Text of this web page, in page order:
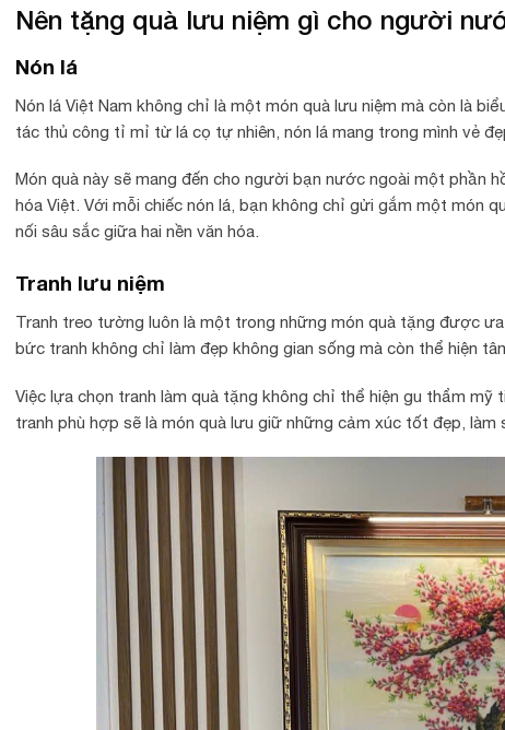
Nên tặng quà lưu niệm gì cho người
Nón lá
Nón lá Việt Nam không chỉ là một món quà lưu niệm mà còn là
tác thủ công tỉ mỉ từ lá cọ tự nhiên, nón lá mang trong mình vẻ
Món quà này sẽ mang đến cho người bạn nước ngoài một phần
hóa Việt. Với mỗi chiếc nón lá, bạn không chỉ gửi gắm một món
nối sâu sắc giữa hai nền văn hóa.
Tranh lưu niệm
Tranh treo tường luôn là một trong những món quà tặng được
bức tranh không chỉ làm đẹp không gian sống mà còn thể hiện
Việc lựa chọn tranh làm quà tặng không chỉ thể hiện gu thẩm
tranh phù hợp sẽ là món quà lưu giữ những cảm xúc tốt đẹp,